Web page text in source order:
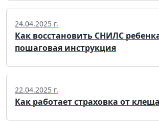
24.04.2025 г.
Как восстановить СНИЛС
пошаговая инструкция
22.04.2025 г.
Как работает страховка от клеща